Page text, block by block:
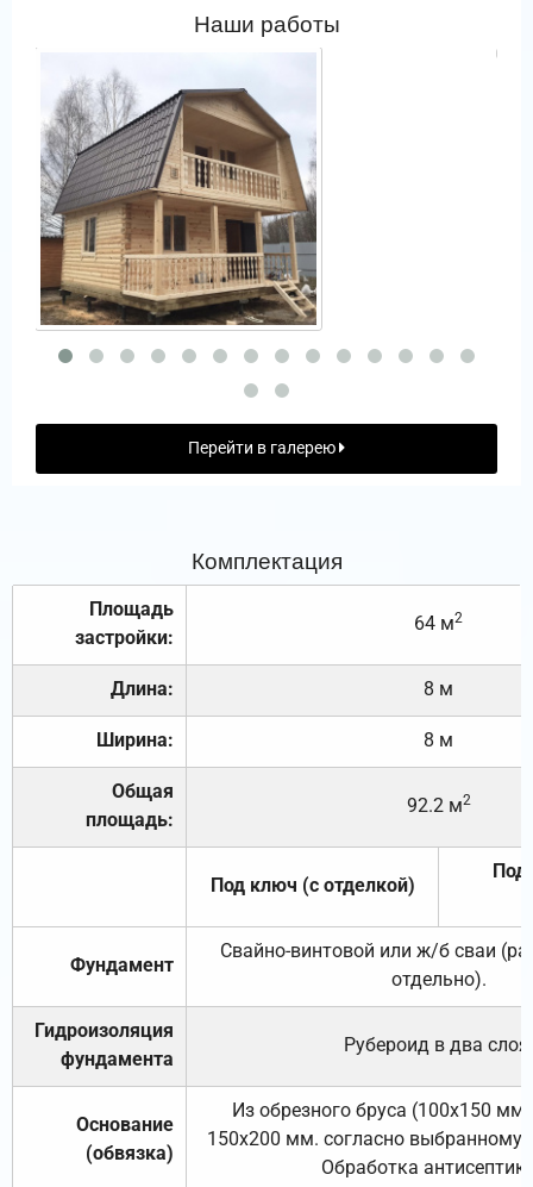
Наши работы
Перейти в галерею
Комплектация
Площадь
застройки:
64 м2
Длина: 8 м
Ширина: 8 м
Общая
площадь:
92.2 м2
Под ключ (с отделкой)
Под
Фундамент
Свайно-винтовой или ж/б сваи
отдельно).
Гидроизоляция
фундамента
Рубероид в два слоя.
Основание
(обвязка)
Из обрезного бруса (100х150
150х200 мм. согласно выбранному
Обработка